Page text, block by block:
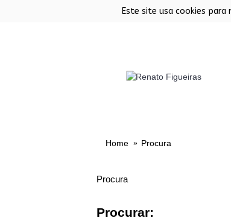
Este site usa cookies
Home Procura
Procura
Procurar: